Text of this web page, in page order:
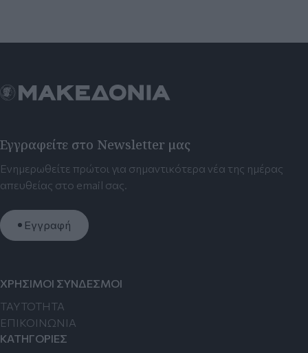
Εγγραφείτε στο Newsletter μας
Ενημερωθείτε πρώτοι για σημαντικότερα νέα της ημέρας
απευθείας στο email σας.
Εγγραφή
ΧΡΗΣΙΜΟΙ ΣΥΝΔΕΣΜΟΙ
TAYTOTHTA
ΕΠΙΚΟΙΝΩΝΙΑ
ΚΑΤΗΓΟΡΙΕΣ